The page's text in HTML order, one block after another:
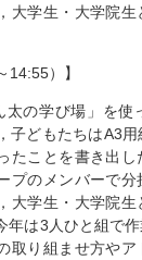
大学生・大学院
14:55）】
太の学び場」を使
子どもたちはA3
たことを書き出
プのメンバーで
大学生・大学院
年は3人ひと組で
取り組ませ方や